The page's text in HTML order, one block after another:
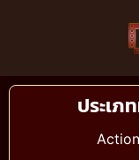
ประเภ